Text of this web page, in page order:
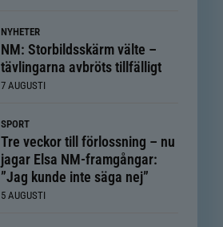
NYHETER
NM: Storbildsskärm välte –
tävlingarna avbröts tillfälligt
7 AUGUSTI
SPORT
Tre veckor till förlossning – nu
jagar Elsa NM-framgångar:
”Jag kunde inte säga nej”
5 AUGUSTI